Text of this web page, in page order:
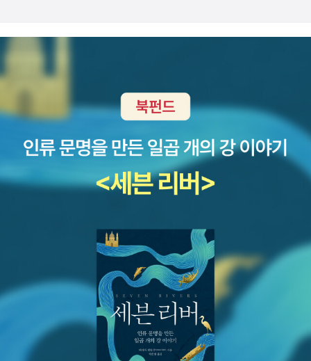
하다.이 책이 꽤나 철학적이고 오묘하며 단순하지 않다고 생각했다.
이 책의 메시지를 어떻게 전달할까?물론 그건 걱정 할 필요는 없었
다.왜냐하면 아이는 아이의 생각을 해야지 내가 어떤 이미지를 심어
주고 싶지 않아서이다.하지만 아이가 좀 더 성장해서 이야기를 나눌
수 있을 때 쯤에는 한 번 대화 해 보고싶다.물웅덩이의 삶은 사라져 버
릴 삶이고 누군가에게는 존재도 인식되지 않을만큼 하찮고 보잘 것
없지만 스스로가 가치있게 여기는 일을 하며 자신의 자존감을 높여가
을 말해주면 아이는 받아들일 수 있을까? 물웅덩이가 반대로 세상을
보는 것은 그 사물의 가치를 판단하기 위함이 아니라 그저 보여지는
것에 의미가 있다고 말해주면 아이의 눈에도 세상이 그렇게 보여질
까?자라면서 사람은 누구나 가치판단에 급급해 성급한 일반화의 오
류를 저지르고 편견과 오해가 가득해 마음의 여유를 잃어가는데 그냥
어떤 것을 있는 그대로 받아들여 주라고 말해주고 싶다. 그리고 보여
지는 모든 것들에 대한 소중함도 함께 알아갔으면 좋겠다.나는 그래